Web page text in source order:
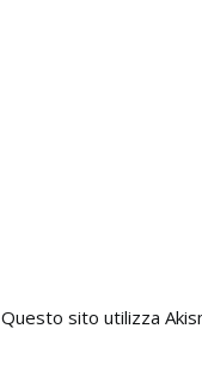
Questo sito utilizza